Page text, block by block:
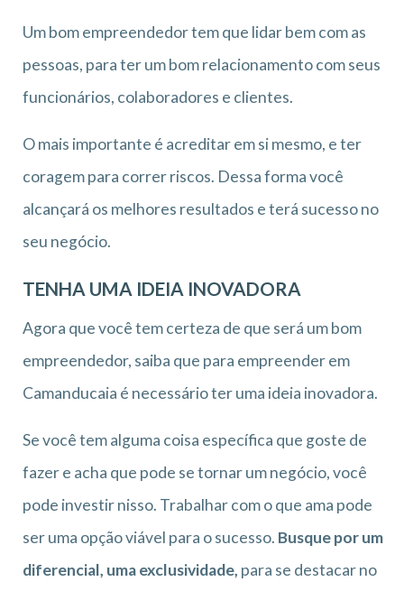
Um bom empreendedor tem que lidar bem com as
pessoas, para ter um bom relacionamento com seus
funcionários, colaboradores e clientes.
O mais importante é acreditar em si mesmo, e ter
coragem para correr riscos. Dessa forma você
alcançará os melhores resultados e terá sucesso no
seu negócio.
TENHA UMA IDEIA INOVADORA
Agora que você tem certeza de que será um bom
empreendedor, saiba que para empreender em
Camanducaia é necessário ter uma ideia inovadora.
Se você tem alguma coisa específica que goste de
fazer e acha que pode se tornar um negócio, você
pode investir nisso. Trabalhar com o que ama pode
ser uma opção viável para o sucesso. Busque por um
diferencial, uma exclusividade, para se destacar no